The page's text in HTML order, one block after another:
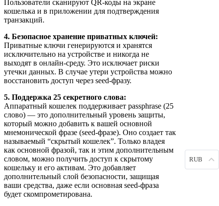
Пользователи сканируют QR-коды на экране
кошелька и в приложении для подтверждения
транзакций.
4. Безопасное хранение приватных ключей:
Приватные ключи генерируются и хранятся
исключительно на устройстве и никогда не
выходят в онлайн-среду. Это исключает риски
утечки данных. В случае утери устройства можно
восстановить доступ через seed-фразу.
5. Поддержка 25 секретного слова:
Аппаратный кошелек поддерживает passphrase (25
слово) — это дополнительный уровень защиты,
который можно добавить к вашей основной
мнемонической фразе (seed-фразе). Оно создает так
называемый “скрытый кошелек”. Только владея
как основной фразой, так и этим дополнительным
словом, можно получить доступ к скрытому
кошельку и его активам. Это добавляет
дополнительный слой безопасности, защищая
ваши средства, даже если основная seed-фраза
будет скомпрометирована.
RUB